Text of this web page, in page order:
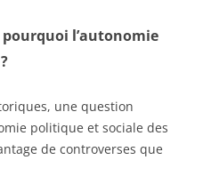
l’autonomie
une question
politique et sociale des
de controverses que